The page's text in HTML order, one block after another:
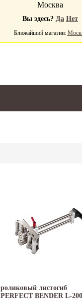
Москва
Вы здесь? Да Нет
Ближайший магазин:
роликовый листогиб
PERFECT BENDER L-200